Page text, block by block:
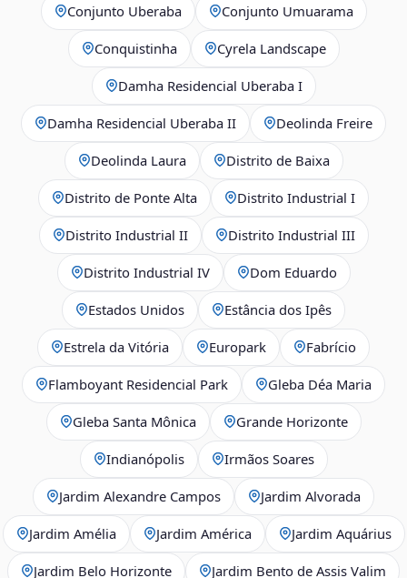
Conjunto Uberaba Conjunto Umuarama
Conquistinha Cyrela Landscape
Damha Residencial Uberaba I
Damha Residencial Uberaba II Deolinda Freire
Deolinda Laura Distrito de Baixa
Distrito de Ponte Alta Distrito Industrial I
Distrito Industrial II Distrito Industrial III
Distrito Industrial IV Dom Eduardo
Estados Unidos Estância dos Ipês
Estrela da Vitória Europark Fabrício
Flamboyant Residencial Park Gleba Déa Maria
Gleba Santa Mônica Grande Horizonte
Indianópolis Irmãos Soares
Jardim Alexandre Campos Jardim Alvorada
Jardim Amélia Jardim América Jardim Aquárius
Jardim Belo Horizonte Jardim Bento de Assis Valim